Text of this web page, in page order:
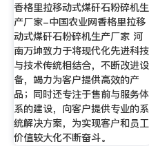
香格里拉移动式煤矸石粉碎机生
产厂家-中国农业网香格里拉移
动式煤矸石粉碎机生产厂家 河
南万坤致力于将现代化先进科技
与技术传统相结合，不断改进设
备，竭力为客户提供高效的产
品；同时还专注于售前与服务体
系的建设，向客户提供专业的系
统解决方案，为实现客户和员工
价值较大化不断奋斗。